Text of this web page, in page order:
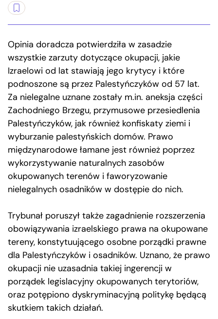
Opinia doradcza potwierdziła w zasadzie
wszystkie zarzuty dotyczące okupacji, jakie
Izraelowi od lat stawiają jego krytycy i które
podnoszone są przez Palestyńczyków od 57 lat.
Za nielegalne uznane zostały m.in. aneksja części
Zachodniego Brzegu, przymusowe przesiedlenia
Palestyńczyków, jak również konfiskaty ziemi i
wyburzanie palestyńskich domów. Prawo
międzynarodowe łamane jest również poprzez
wykorzystywanie naturalnych zasobów
okupowanych terenów i faworyzowanie
nielegalnych osadników w dostępie do nich.
Trybunał poruszył także zagadnienie rozszerzenia
obowiązywania izraelskiego prawa na okupowane
tereny, konstytuującego osobne porządki prawne
dla Palestyńczyków i osadników. Uznano, że prawo
okupacji nie uzasadnia takiej ingerencji w
porządek legislacyjny okupowanych terytoriów,
oraz potępiono dyskryminacyjną politykę będącą
skutkiem takich działań.